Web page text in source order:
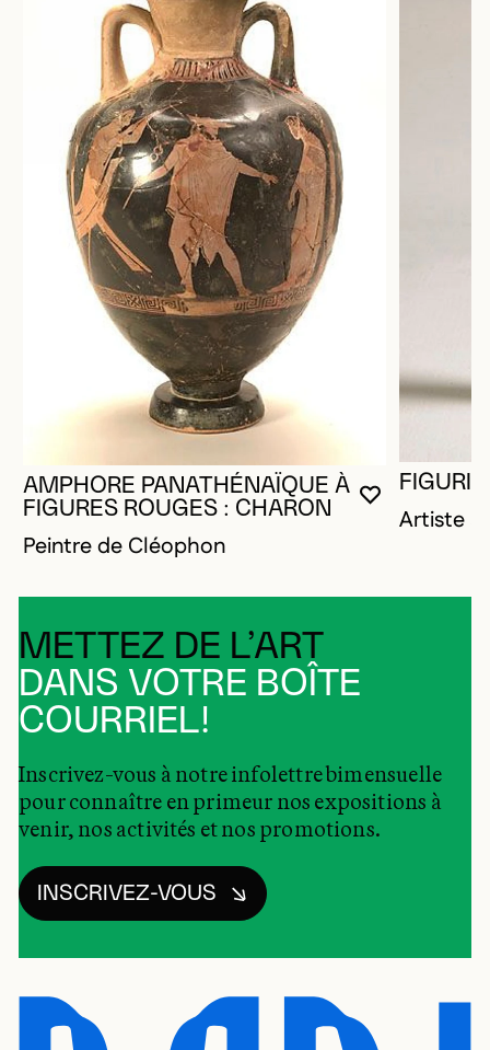
VOUS
FERMER
OUVRIR LA
AMPHORE PANATHÉNAÏQUE À
FIGURES ROUGES : CHARON
Peintre de Cléophon
Artiste
METTEZ DE L’ART
DANS VOTRE BOÎTE
COURRIEL!
Inscrivez-vous à notre infolettre bimensuelle
pour connaître en primeur nos expositions à
venir, nos activités et nos promotions.
INSCRIVEZ-VOUS